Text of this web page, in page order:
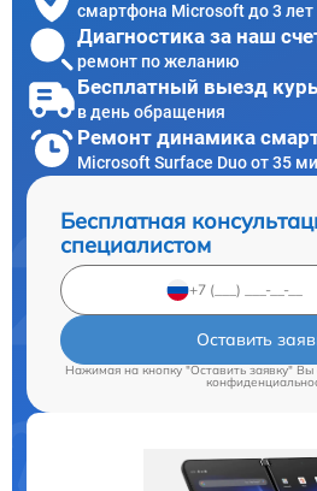
смартфона Microsoft до 3 лет
Диагностика за наш
ремонт по желанию
Бесплатный выезд
в день обращения
Ремонт динамика
Microsoft Surface Duo от 35
Бесплатная
специалистом
Оставить
Нажимая на кнопку "Оставить заявку"